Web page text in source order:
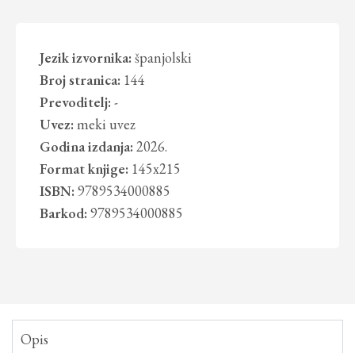
Jezik izvornika: španjolski
Broj stranica: 144
Prevoditelj: -
Uvez: meki uvez
Godina izdanja: 2026.
Format knjige: 145x215
ISBN: 9789534000885
Barkod: 9789534000885
Opis